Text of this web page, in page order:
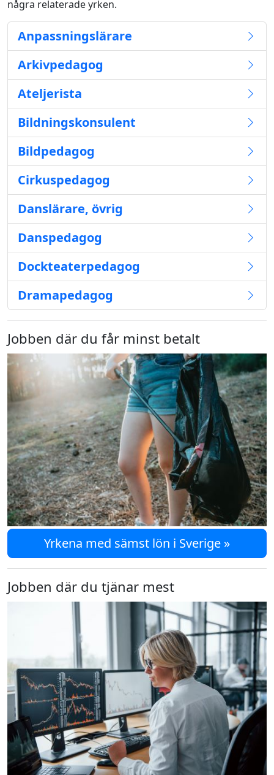
några relaterade yrken.
Anpassningslärare
Arkivpedagog
Ateljerista
Bildningskonsulent
Bildpedagog
Cirkuspedagog
Danslärare, övrig
Danspedagog
Dockteaterpedagog
Dramapedagog
Jobben där du får minst betalt
Yrkena med sämst lön i Sverige »
Jobben där du tjänar mest